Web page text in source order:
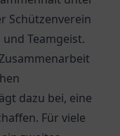
Schützenverein
Teamgeist.
dazu bei, eine
Für viele